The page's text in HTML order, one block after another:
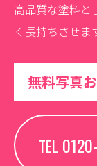
高品質な塗料と
く長持ちさせま
無料写真
TEL